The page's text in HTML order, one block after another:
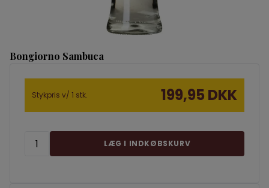
Bongiorno Sambuca
Stykpris v/ 1 stk. 199,95 DKK
LÆG I INDKØBSKURV